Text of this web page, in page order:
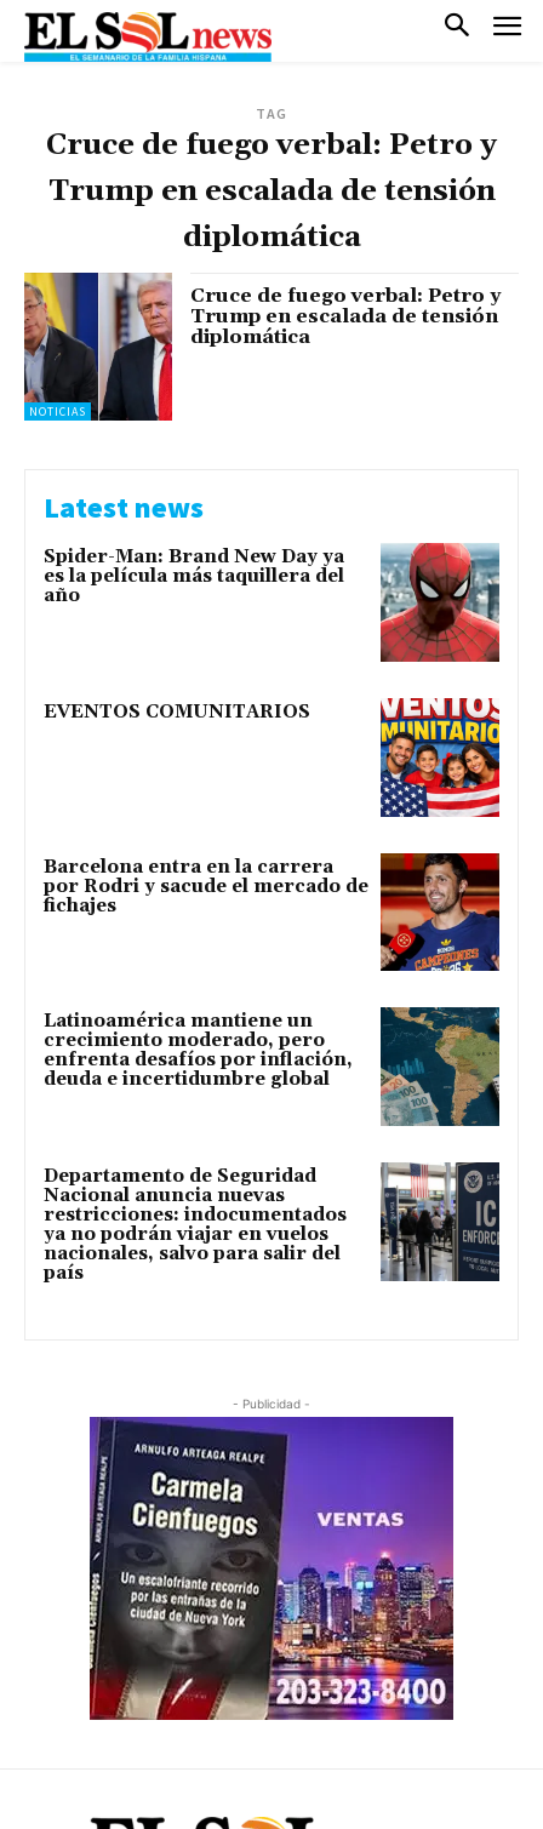
TAG
Cruce de fuego verbal: Petro y
Trump en escalada de tensión
diplomática
NOTICIAS
Cruce de fuego verbal: Petro y
Trump en escalada de tensión
diplomática
Latest news
Spider-Man: Brand New Day ya
es la película más taquillera del
año
EVENTOS COMUNITARIOS
Barcelona entra en la carrera
por Rodri y sacude el mercado de
fichajes
Latinoamérica mantiene un
crecimiento moderado, pero
enfrenta desafíos por inflación,
deuda e incertidumbre global
Departamento de Seguridad
Nacional anuncia nuevas
restricciones: indocumentados
ya no podrán viajar en vuelos
nacionales, salvo para salir del
país
- Publicidad -